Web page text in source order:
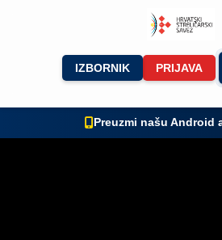
IZBORNIK PRIJAVA
Preuzmi našu Android